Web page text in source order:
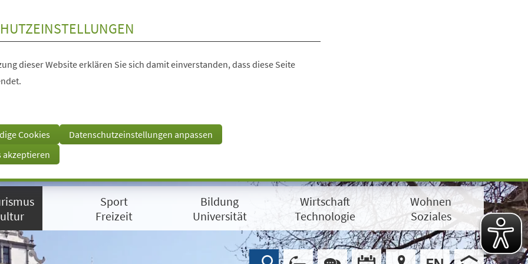
dieser Website erklären Sie sich damit einverstanden, dass diese Seite
Cookies
Datenschutzeinstellungen anpassen
akzeptieren
Sport
Freizeit
Bildung
Universität
Wirtschaft
Technologie
Wohnen
Soziales